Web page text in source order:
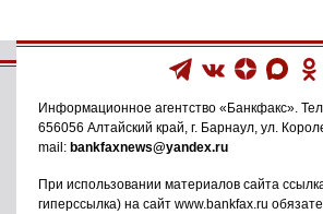
Информационное агентство «Банкфакс» . Тел.
656056 Алтайский край, г. Барнаул ул.
mail: bankfaxnews@yandex.ru
При использовании материалов сайта
гиперссылка) на сайт www.bankfax.ru